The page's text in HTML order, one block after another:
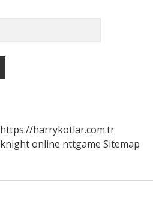
https://harrykotlar.com.tr
knight online nttgame Sitemap